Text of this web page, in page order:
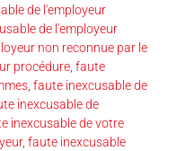
de l'employeur
de l'employeur
non reconnue par le
procédure, faute
, faute inexcusable de
inexcusable de
inexcusable de votre
, faute inexcusable